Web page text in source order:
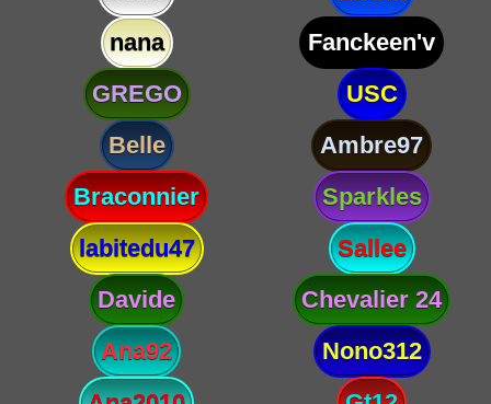
nana
Fanckeen'v
GREGO
USC
Belle
Ambre97
Braconnier
Sparkles
labitedu47
Sallee
Davide
Chevalier 24
Ana92
Nono312